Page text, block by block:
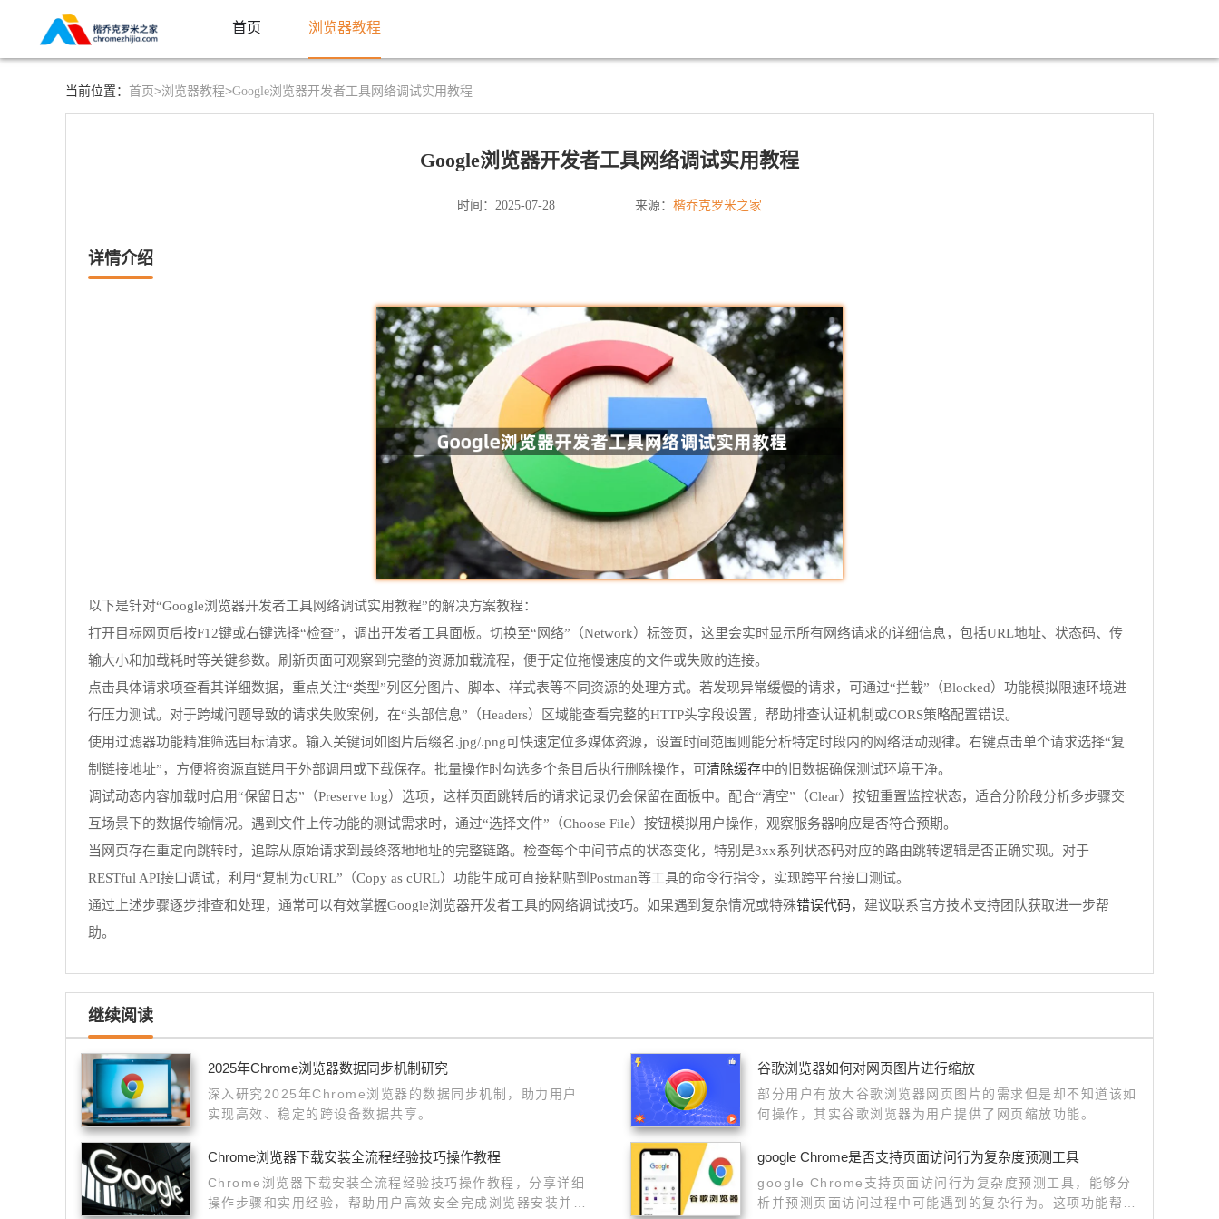
首页 浏览器教程
当前位置： 首页>浏览器教程>Google浏览器开发者工具网络调试实用教程
Google浏览器开发者工具网络调试实用教程
时间：2025-07-28 来源： 楷乔克罗米之家
详情介绍
以下是针对“Google浏览器开发者工具网络调试实用教程”的解决方案教程：
打开目标网页后按F12键或右键选择“检查”，调出开发者工具面板。切换至“网络”（Network）标签页，这里会实时显示所有网络请求的详细信息，包括URL地址、状态码、传
输大小和加载耗时等关键参数。刷新页面可观察到完整的资源加载流程，便于定位拖慢速度的文件或失败的连接。
点击具体请求项查看其详细数据，重点关注“类型”列区分图片、脚本、样式表等不同资源的处理方式。若发现异常缓慢的请求，可通过“拦截”（Blocked）功能模拟限速环境进
行压力测试。对于跨域问题导致的请求失败案例，在“头部信息”（Headers）区域能查看完整的HTTP头字段设置，帮助排查认证机制或CORS策略配置错误。
使用过滤器功能精准筛选目标请求。输入关键词如图片后缀名.jpg/.png可快速定位多媒体资源，设置时间范围则能分析特定时段内的网络活动规律。右键点击单个请求选择“复
制链接地址”，方便将资源直链用于外部调用或下载保存。批量操作时勾选多个条目后执行删除操作，可 清除缓存中的旧数据确保测试环境干净。
调试动态内容加载时启用“保留日志”（Preserve log）选项，这样页面跳转后的请求记录仍会保留在面板中。配合“清空”（Clear）按钮重置监控状态，适合分阶段分析多步骤交
互场景下的数据传输情况。遇到文件上传功能的测试需求时，通过“选择文件”（Choose File）按钮模拟用户操作，观察服务器响应是否符合预期。
当网页存在重定向跳转时，追踪从原始请求到最终落地地址的完整链路。检查每个中间节点的状态变化，特别是3xx系列状态码对应的路由跳转逻辑是否正确实现。对于
RESTful API接口调试，利用“复制为cURL”（Copy as cURL）功能生成可直接粘贴到Postman等工具的命令行指令，实现跨平台接口测试。
通过上述步骤逐步排查和处理，通常可以有效掌握Google浏览器开发者工具的网络调试技巧。如果遇到复杂情况或特殊错误代码，建议联系官方技术支持团队获取进一步帮
助。
继续阅读
2025年Chrome浏览器数据同步机制研究
深入研究2025年Chrome浏览器的数据同步机制，助力用户
实现高效、稳定的跨设备数据共享。
谷歌浏览器如何对网页图片进行缩放
部分用户有放大谷歌浏览器网页图片的需求但是却不知道该如
何操作，其实谷歌浏览器为用户提供了网页缩放功能。
Chrome浏览器下载安装全流程经验技巧操作教程
Chrome浏览器下载安装全流程经验技巧操作教程，分享详细
操作步骤和实用经验，帮助用户高效安全完成浏览器安装并提
google Chrome是否支持页面访问行为复杂度预测工具
google Chrome支持页面访问行为复杂度预测工具，能够分
析并预测页面访问过程中可能遇到的复杂行为。这项功能帮助